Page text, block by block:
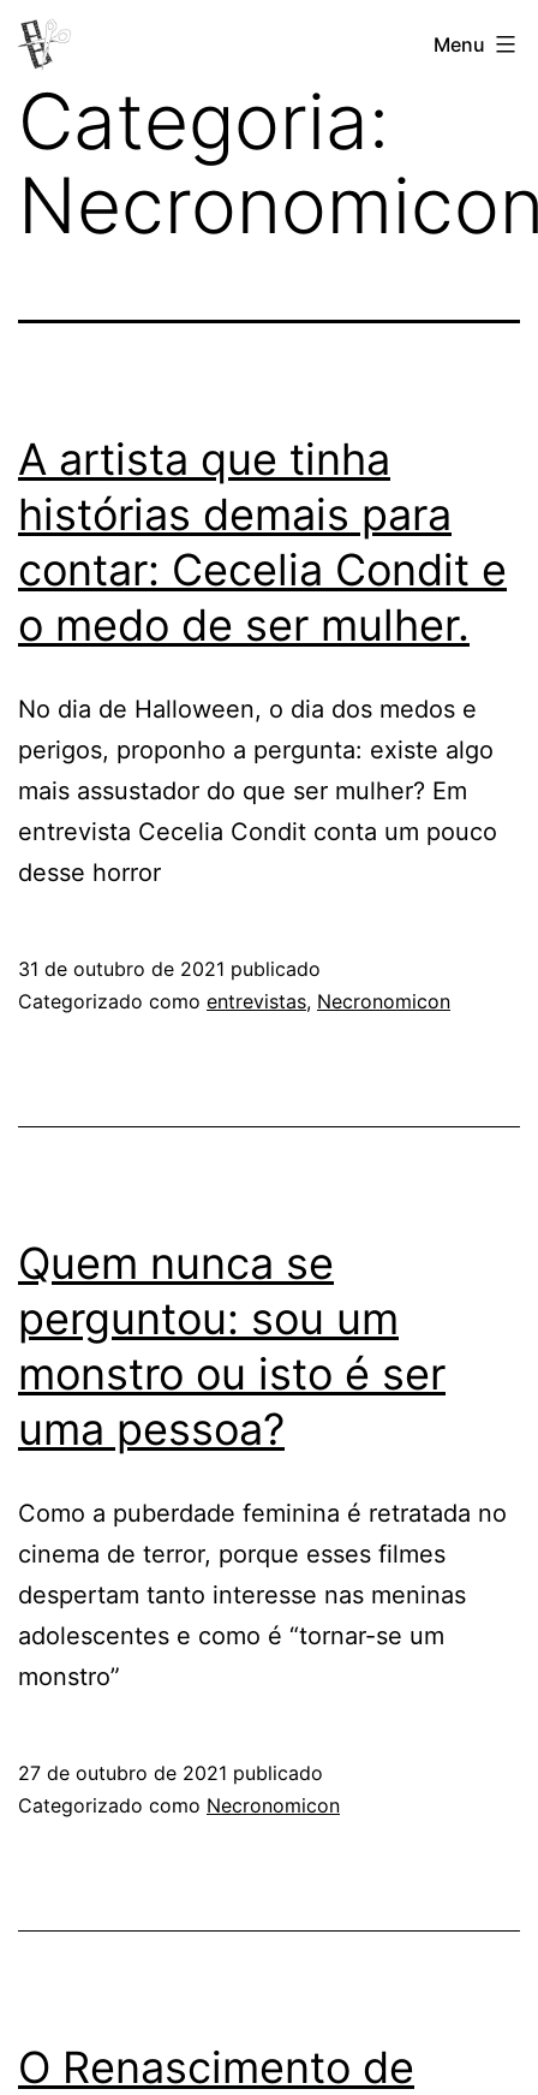
Pular
para
conteúdo
Revista
Vertovina
Menu
Categoria:
A artista que tinha
histórias demais para
contar: Cecelia Condit e
o medo de ser mulher.
No dia de Halloween, o dia dos medos e
perigos, proponho a pergunta: existe algo
mais assustador do que ser mulher? Em
entrevista Cecelia Condit conta um pouco
desse horror
31 de outubro de 2021 publicado
Categorizado como entrevistas, Necronomicon
Quem nunca se
perguntou: sou um
monstro ou isto é ser
uma pessoa?
Como a puberdade feminina é retratada no
cinema de terror, porque esses filmes
despertam tanto interesse nas meninas
adolescentes e como é “tornar-se um
monstro”
27 de outubro de 2021 publicado
Categorizado como Necronomicon
O Renascimento de